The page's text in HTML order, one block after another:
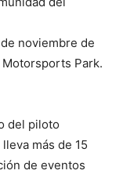
noviembre de
Park.
del piloto
más de 15
de eventos